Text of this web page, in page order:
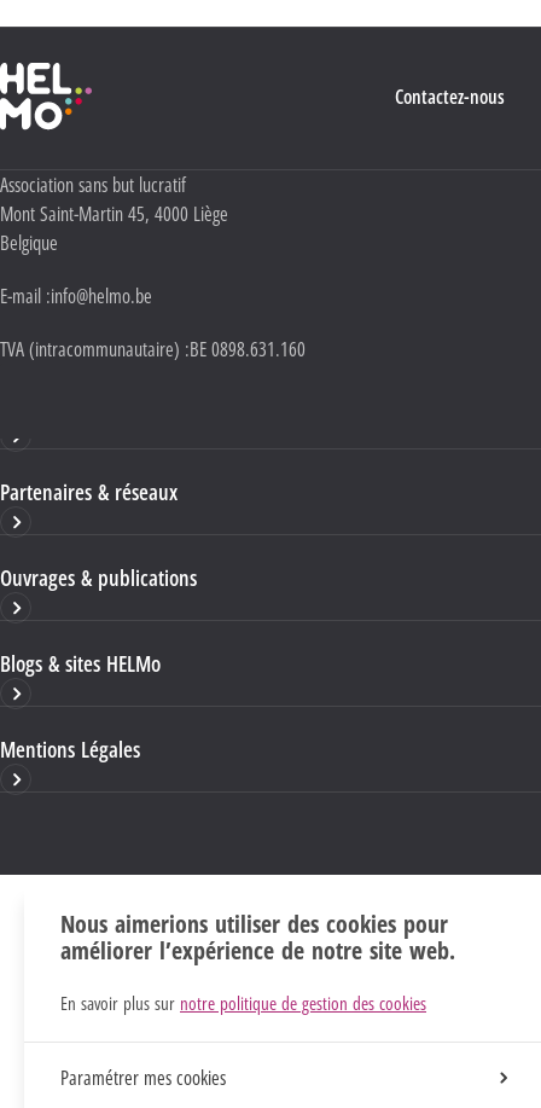
Haute École Libre Mosane
Contactez-nous
Adresse :
Association sans but lucratif
Mont Saint-Martin 45, 4000 Liège
Belgique
E-mail :info@helmo.be
TVA (intracommunautaire) :BE 0898.631.160
Partenaires & réseaux
Ouvrages & publications
Blogs & sites HELMo
Mentions Légales
Nous aimerions utiliser des cookies pour
améliorer l’expérience de notre site web.
En savoir plus sur notre politique de gestion des cookies
Paramétrer mes cookies